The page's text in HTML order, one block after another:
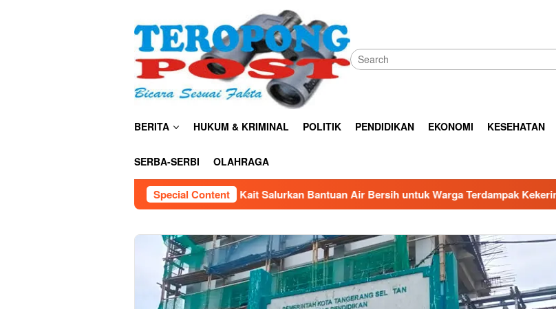
BERITA HUKUM & KRIMINAL POLITIK PENDIDIKAN EKONOMI KESEHATAN
SERBA-SERBI OLAHRAGA
Special Content
Satrad 401 Tanjung Kait Salurkan Bantuan Air Bersih untuk Warga Terdampak Kekeringan di Kecamatan Kronjo